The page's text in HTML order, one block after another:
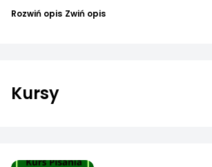
Rozwiń opis Zwiń opis
Kursy